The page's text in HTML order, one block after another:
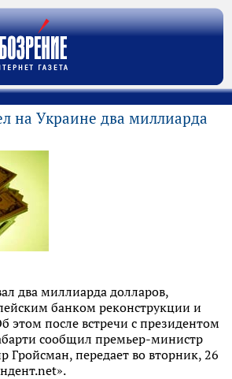
на Украине два миллиарда
два миллиарда долларов,
банком реконструкции и
этом после встречи с президентом
сообщил премьер-министр
передает во вторник, 26